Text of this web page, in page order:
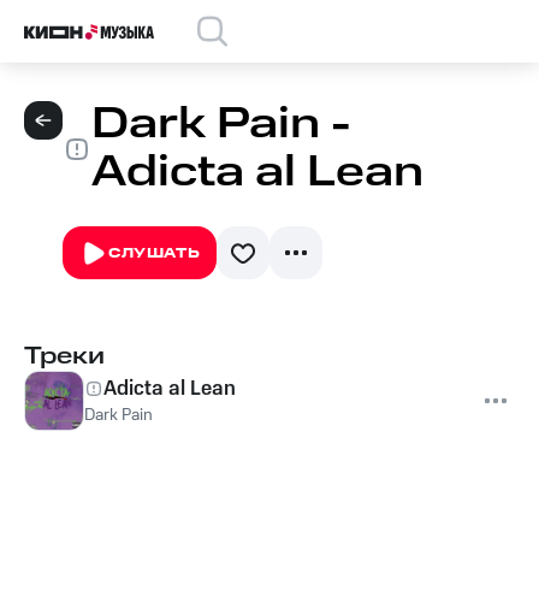
Dark Pain -
Adicta al Lean
СЛУШАТЬ
Треки
Adicta al Lean
Dark Pain